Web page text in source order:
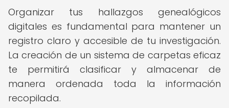
Organizar tus hallazgos genealógicos
digitales es fundamental para mantener un
registro claro y accesible de tu investigación.
La creación de un sistema de carpetas eficaz
te permitirá clasificar y almacenar de
manera ordenada toda la información
recopilada.